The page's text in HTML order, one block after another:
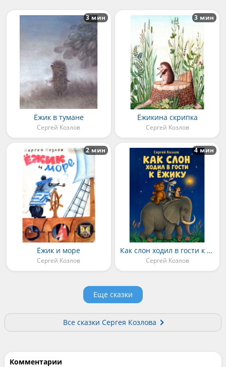
Ёжик в тумане
Сергей Козлов
3 мин
Ёжикина скрипка
Сергей Козлов
3 мин
Ёжик и море
Сергей Козлов
2 мин
Как слон ходил в гости к Ёжику
Сергей Козлов
4 мин
Еще сказки
Все сказки Сергея Козлова
Комментарии